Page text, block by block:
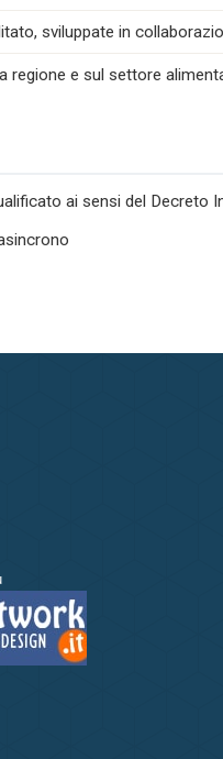
sviluppate in
e sul settore
ai sensi del Decreto